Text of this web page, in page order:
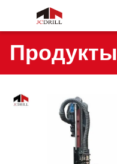
Продукты